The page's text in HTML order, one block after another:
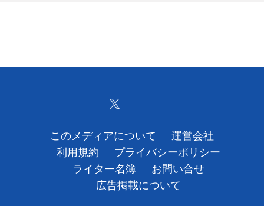
このメディアについて
運営会社
利用規約
プライバシーポリシー
ライター名簿
お問い合せ
広告掲載について